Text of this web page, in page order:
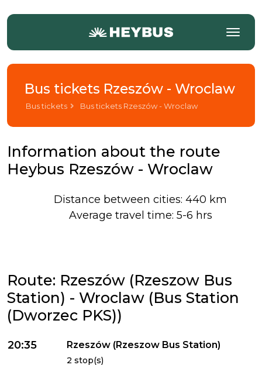
Bus tickets Rzeszów - Wroclaw
Bus tickets Bus tickets Rzeszów - Wroclaw
Information about the route
Heybus Rzeszów - Wroclaw
Distance between cities: 440 km
Average travel time: 5-6 hrs
Route: Rzeszów (Rzeszow Bus
Station) - Wroclaw (Bus Station
(Dworzec PKS))
20:35 Rzeszów (Rzeszow Bus Station)
2 stop(s)